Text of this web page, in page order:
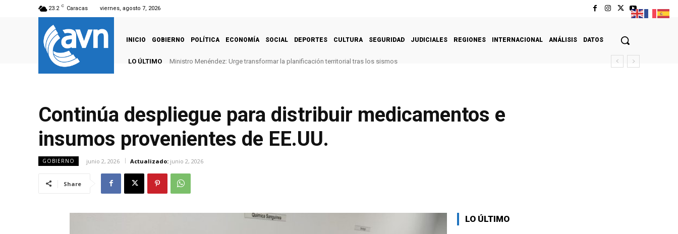
23.2 C Caracas viernes, agosto 7, 2026
INICIO GOBIERNO POLÍTICA ECONOMÍA SOCIAL DEPORTES CULTURA SEGURIDAD JUDICIALES REGIONES INTERNACIONAL ANÁLISIS DATOS
LO ÚLTIMO Ministro Menéndez: Urge transformar la planificación territorial tras los sismos
Continúa despliegue para distribuir medicamentos e
insumos provenientes de EE.UU.
GOBIERNO junio 2, 2026 Actualizado: junio 2, 2026
Share
LO ÚLTIMO